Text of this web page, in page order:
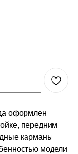
оформлен
передним
карманы
модели